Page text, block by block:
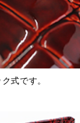
式です。